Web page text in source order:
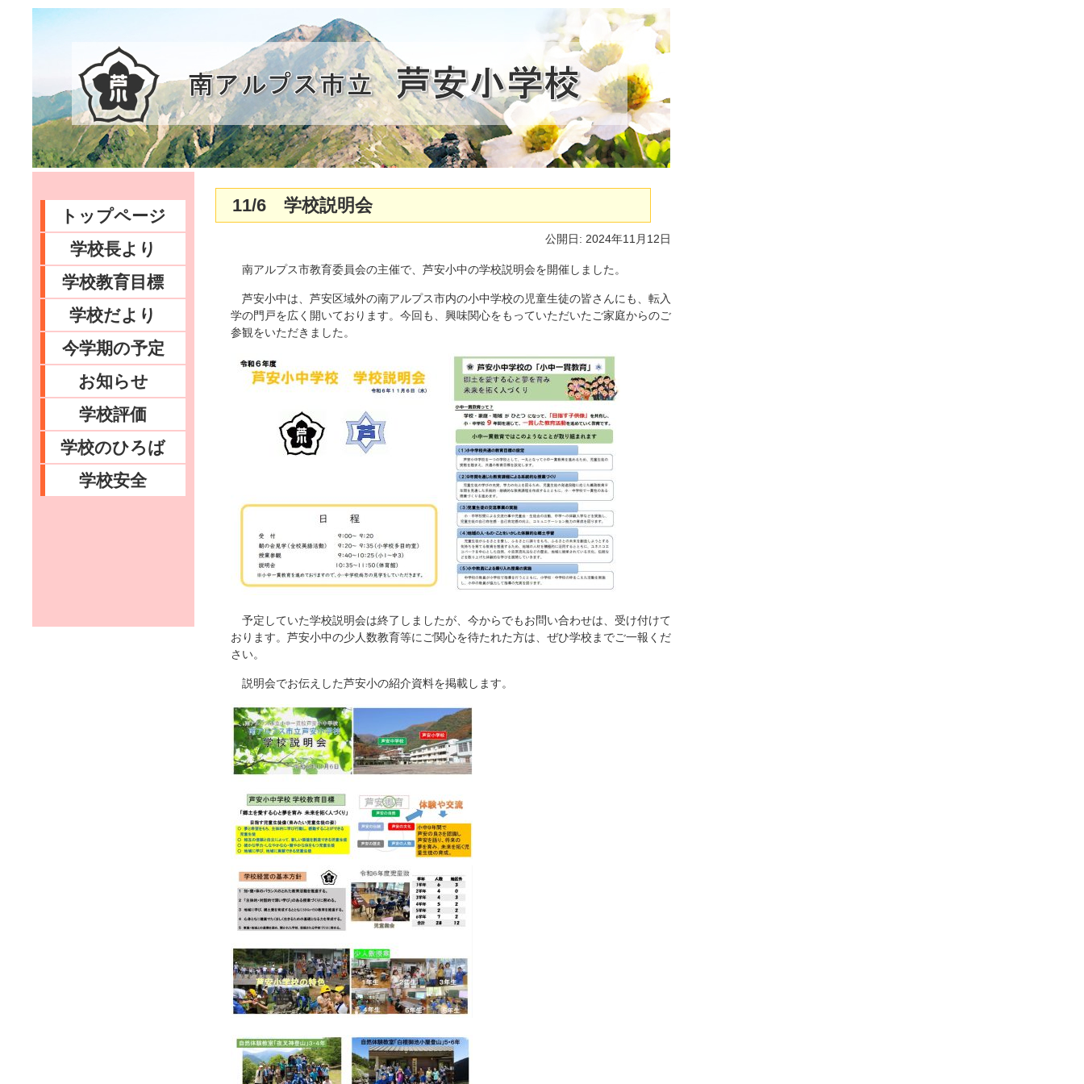
トップページ
学校長より
学校教育目標
学校だより
今学期の予定
お知らせ
学校評価
学校のひろば
学校安全
11/6 学校説明会
公開日: 2024年11月12日
南アルプス市教育委員会の主催で、芦安小中の学校説明会を開催しました。
芦安小中は、芦安区域外の南アルプス市内の小中学校の児童生徒の皆さんにも、転入
学の門戸を広く開いております。今回も、興味関心をもっていただいたご家庭からのご
参観をいただきました。
予定していた学校説明会は終了しましたが、今からでもお問い合わせは、受け付けて
おります。芦安小中の少人数教育等にご関心を待たれた方は、ぜひ学校までご一報くだ
さい。
説明会でお伝えした芦安小の紹介資料を掲載します。